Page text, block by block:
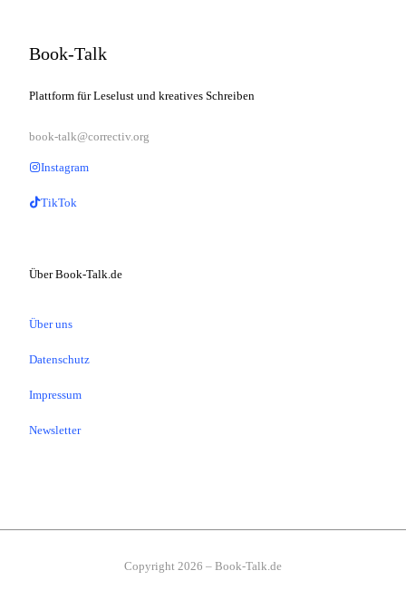
Book-Talk
Plattform für Leselust und kreatives Schreiben
book-talk@correctiv.org
Instagram
TikTok
Über Book-Talk.de
Über uns
Datenschutz
Impressum
Newsletter
Copyright 2026 – Book-Talk.de